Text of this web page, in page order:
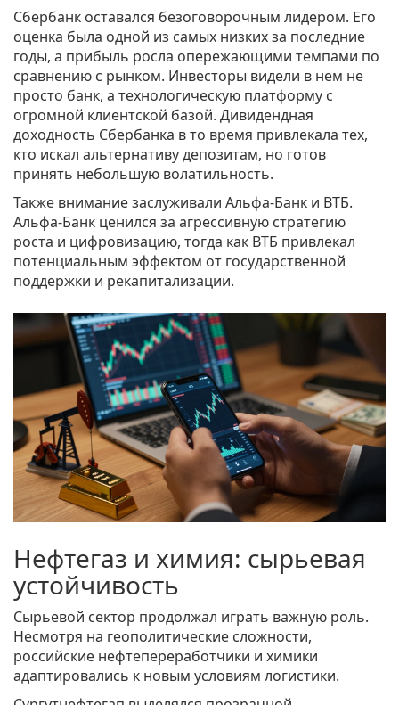
Сбербанк оставался безоговорочным лидером. Его
оценка была одной из самых низких за последние
годы, а прибыль росла опережающими темпами по
сравнению с рынком. Инвесторы видели в нем не
просто банк, а технологическую платформу с
огромной клиентской базой. Дивидендная
доходность Сбербанка в то время привлекала тех,
кто искал альтернативу депозитам, но готов
принять небольшую волатильность.
Также внимание заслуживали Альфа-Банк и ВТБ.
Альфа-Банк ценился за агрессивную стратегию
роста и цифровизацию, тогда как ВТБ привлекал
потенциальным эффектом от государственной
поддержки и рекапитализации.
Нефтегаз и химия: сырьевая
устойчивость
Сырьевой сектор продолжал играть важную роль.
Несмотря на геополитические сложности,
российские нефтепереработчики и химики
адаптировались к новым условиям логистики.